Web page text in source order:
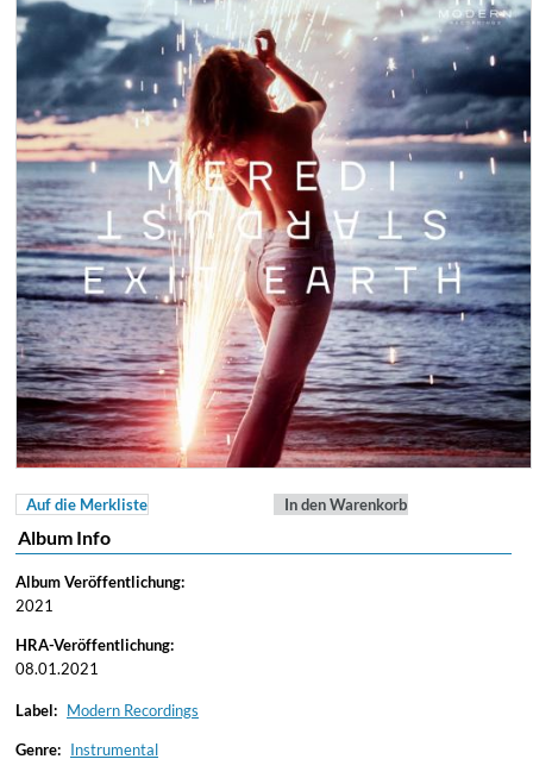
Auf die Merkliste In den Warenkorb
Album Info
Album Veröffentlichung:
2021
HRA-Veröffentlichung:
08.01.2021
Label: Modern Recordings
Genre: Instrumental